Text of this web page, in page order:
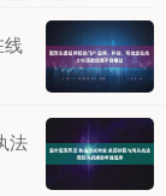
线
法